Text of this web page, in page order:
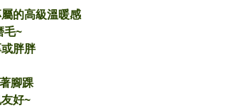
的高級溫暖感
毛~
胖胖
腳踝
好~